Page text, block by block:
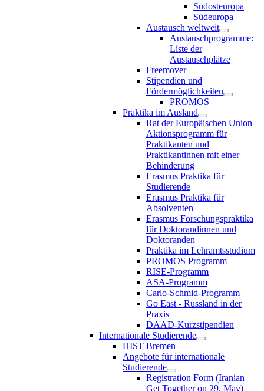
Südosteuropa
Südeuropa
Austausch weltweit
Austauschprogramme:
Liste der
Austauschplätze
Freemover
Stipendien und
Fördermöglichkeiten
PROMOS
Praktika im Ausland
Rat der Europäischen Union –
Aktionsprogramm für
Praktikanten und
Praktikantinnen mit einer
Behinderung
Erasmus Praktika für
Studierende
Erasmus Praktika für
Absolventen
Erasmus Forschungspraktika
für Doktorandinnen und
Doktoranden
Praktika im Lehramtsstudium
PROMOS Programm
RISE-Programm
ASA-Programm
Carlo-Schmid-Programm
Go East - Russland in der
Praxis
DAAD-Kurzstipendien
Internationale Studierende
HIST Bremen
Angebote für internationale
Studierende
Registration Form (Iranian
Get Together on 29. May)